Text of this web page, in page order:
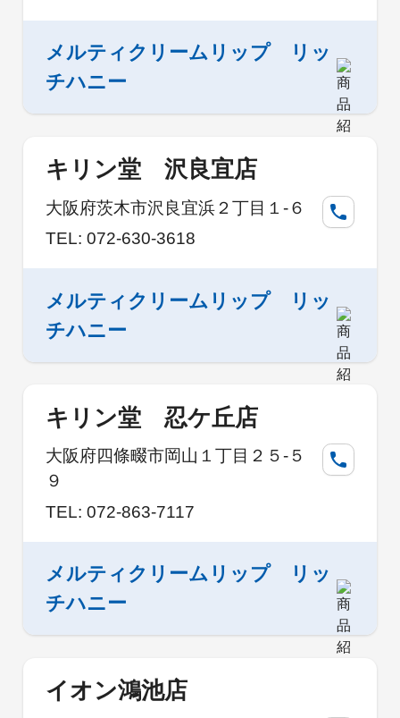
メルティクリームリップ リッ
チハニー
キリン堂 沢良宜店
大阪府茨木市沢良宜浜２丁目１-６
TEL: 072-630-3618
メルティクリームリップ リッ
チハニー
キリン堂 忍ケ丘店
大阪府四條畷市岡山１丁目２５-５
９
TEL: 072-863-7117
メルティクリームリップ リッ
チハニー
イオン鴻池店